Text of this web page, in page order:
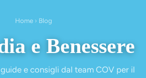
Home › Blog
e Benessere
e consigli dal team COV per il